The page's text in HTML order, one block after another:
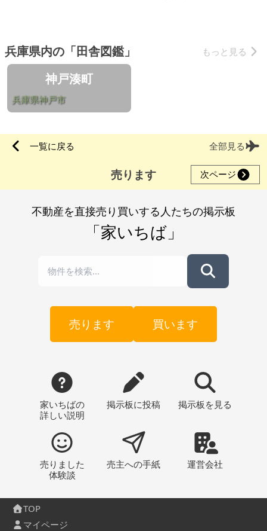
兵庫県内の「田舎図鑑」 もっと見る
神戸湊町
兵庫県神戸市
一覧に戻る 全部見る
売ります 次ページ
不動産を直接売り買いする人たちの掲示板
「家いちば」
売ります 買います
家いちばの
詳しい説明
掲示板に投稿 掲示板 を見る
売りました
体験談
売主への手紙 運営会社
TOP
マイページ